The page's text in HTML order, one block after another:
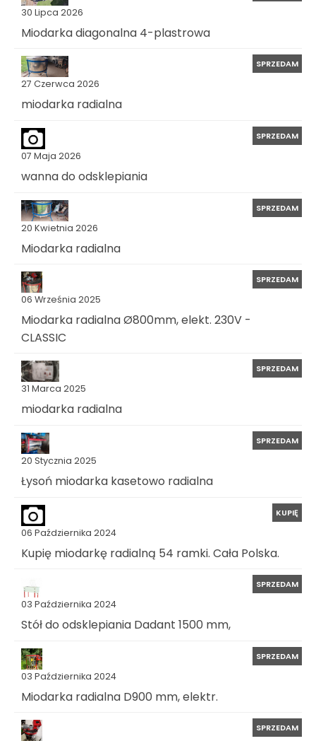
30 Lipca 2026
Miodarka diagonalna 4-plastrowa
27 Czerwca 2026
SPRZEDAM
miodarka radialna
07 Maja 2026
SPRZEDAM
wanna do odsklepiania
20 Kwietnia 2026
SPRZEDAM
Miodarka radialna
06 Września 2025
SPRZEDAM
Miodarka radialna Ø800mm, elekt. 230V -
CLASSIC
31 Marca 2025
SPRZEDAM
miodarka radialna
20 Stycznia 2025
SPRZEDAM
Łysoń miodarka kasetowo radialna
06 Października 2024
KUPIĘ
Kupię miodarkę radialną 54 ramki. Cała Polska.
03 Października 2024
SPRZEDAM
Stół do odsklepiania Dadant 1500 mm,
03 Października 2024
SPRZEDAM
Miodarka radialna D900 mm, elektr.
SPRZEDAM